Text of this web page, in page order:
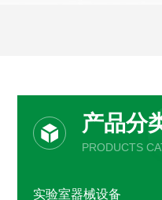
产品分
PRODUCTS
实验室器械设备